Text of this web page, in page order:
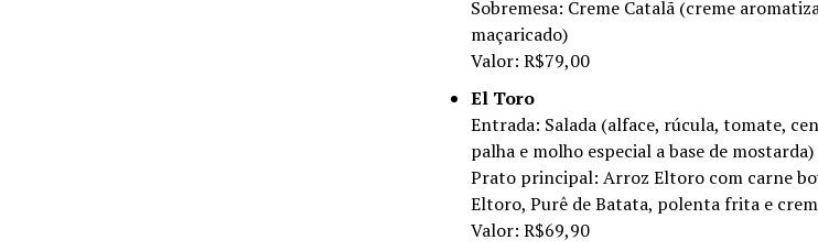
Sobremesa: Creme Catalã (creme
maçaricado)
Valor: R$79,00
El Toro
Entrada: Salada (alface, rúcula, tomate,
palha e molho especial a base de mostarda)
Prato principal: Arroz Eltoro com carne
Eltoro, Purê de Batata, polenta frita e
Valor: R$69,90